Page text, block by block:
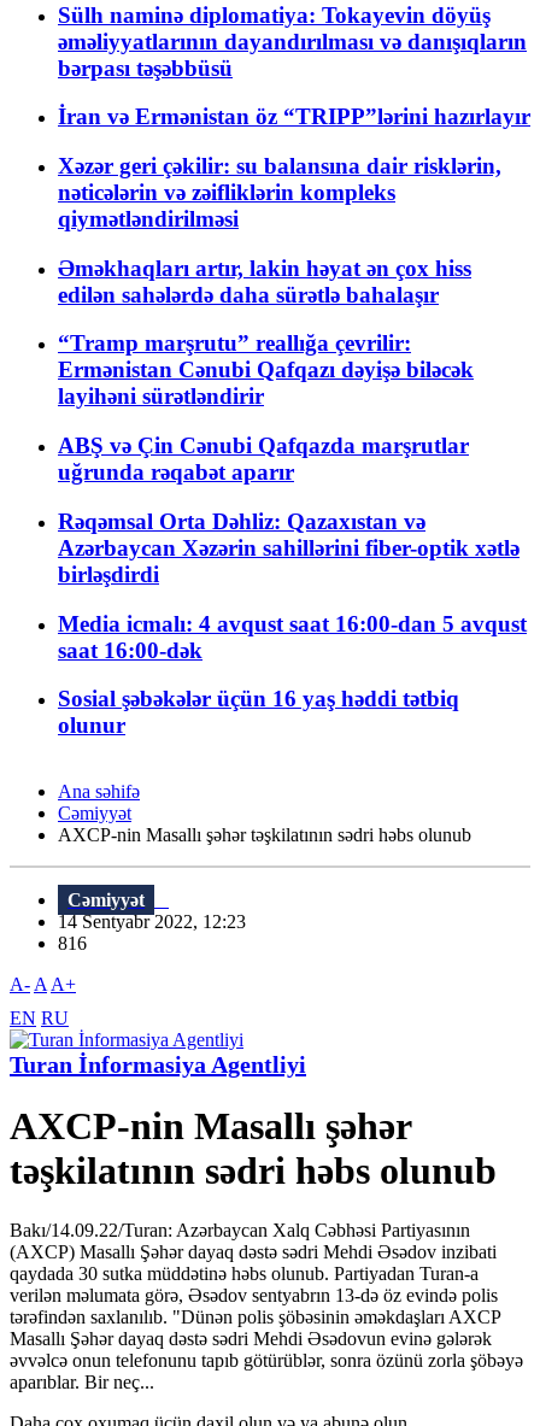
Sülh naminə diplomatiya: Tokayevin döyüş
əməliyyatlarının dayandırılması və danışıqların
bərpası təşəbbüsü
İran və Ermənistan öz “TRIPP”lərini hazırlayır
Xəzər geri çəkilir: su balansına dair risklərin,
nəticələrin və zəifliklərin kompleks
qiymətləndirilməsi
Əməkhaqları artır, lakin həyat ən çox hiss
edilən sahələrdə daha sürətlə bahalaşır
“Tramp marşrutu” reallığa çevrilir:
Ermənistan Cənubi Qafqazı dəyişə biləcək
layihəni sürətləndirir
ABŞ və Çin Cənubi Qafqazda marşrutlar
uğrunda rəqabət aparır
Rəqəmsal Orta Dəhliz: Qazaxıstan və
Azərbaycan Xəzərin sahillərini fiber-optik xətlə
birləşdirdi
Media icmalı: 4 avqust saat 16:00-dan 5 avqust
saat 16:00-dək
Sosial şəbəkələr üçün 16 yaş həddi tətbiq
olunur
Ana səhifə
Cəmiyyət
AXCP-nin Masallı şəhər təşkilatının sədri həbs olunub
Cəmiyyət
14 Sentyabr 2022, 12:23
816
A- A A+
EN RU
Turan İnformasiya Agentliyi
AXCP-nin Masallı şəhər
təşkilatının sədri həbs olunub
Bakı/14.09.22/Turan: Azərbaycan Xalq Cəbhəsi Partiyasının
(AXCP) Masallı Şəhər dayaq dəstə sədri Mehdi Əsədov inzibati
qaydada 30 sutka müddətinə həbs olunub. Partiyadan Turan-a
verilən məlumata görə, Əsədov sentyabrın 13-də öz evində polis
tərəfindən saxlanılıb. "Dünən polis şöbəsinin əməkdaşları AXCP
Masallı Şəhər dayaq dəstə sədri Mehdi Əsədovun evinə gələrək
əvvəlcə onun telefonunu tapıb götürüblər, sonra özünü zorla şöbəyə
aparıblar. Bir neç...